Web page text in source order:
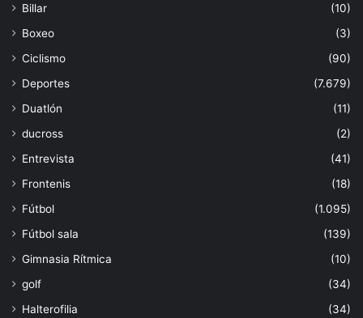
Billar
(10)
Boxeo
(3)
Ciclismo
(90)
Deportes
(7.679)
Duatlón
(11)
ducross
(2)
Entrevista
(41)
Frontenis
(18)
Fútbol
(1.095)
Fútbol sala
(139)
Gimnasia Rítmica
(10)
golf
(34)
Halterofilia
(34)